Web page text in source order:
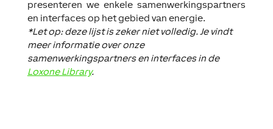
presenteren we enkele samenwerkingspartners
en interfaces op het gebied van energie.
*Let op: deze lijst is zeker niet volledig. Je vindt
meer informatie over onze
samenwerkingspartners en interfaces in de
Loxone Library.